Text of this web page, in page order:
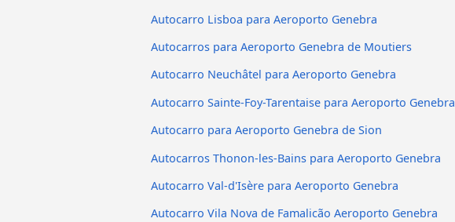
Autocarro Lisboa para Aeroporto Genebra
Autocarros para Aeroporto Genebra de Moutiers
Autocarro Neuchâtel para Aeroporto Genebra
Autocarro Sainte-Foy-Tarentaise para Aeroporto Genebra
Autocarro para Aeroporto Genebra de Sion
Autocarros Thonon-les-Bains para Aeroporto Genebra
Autocarro Val-d'Isère para Aeroporto Genebra
Autocarro Vila Nova de Famalicão Aeroporto Genebra